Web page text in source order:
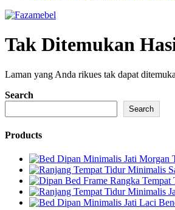
Tak Ditemukan
Laman yang Anda rikues tak dapat
Search
Search
Products